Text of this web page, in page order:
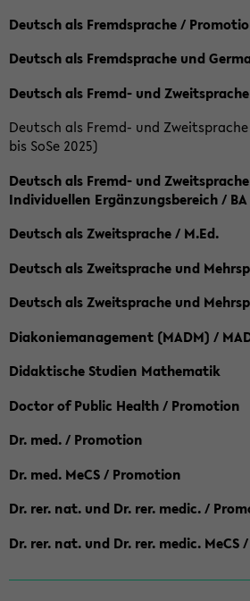
Deutsch als Fremdsprache /
Deutsch als Fremdsprache und
Deutsch als Fremd- und
Deutsch als Fremd- und
bis SoSe 2025)
Deutsch als Fremd- und
Individuellen Ergänzungsbereich /
Deutsch als Zweitsprache / M.Ed.
Deutsch als Zweitsprache und
Deutsch als Zweitsprache und
Diakoniemanagement (MADM) /
Didaktische Studien Mathematik
Doctor of Public Health / Promotion
Dr. med. / Promotion
Dr. med. MeCS / Promotion
Dr. rer. nat. und Dr. rer. medic. /
Dr. rer. nat. und Dr. rer. medic. MeCS